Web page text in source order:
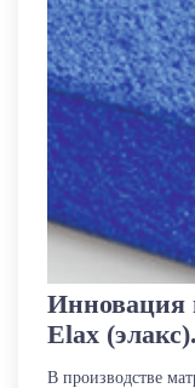
Инновация
Elax (элакс).
В производстве